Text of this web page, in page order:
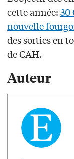
cette année:30
nouvelle
des sorties en
de CAH.
Auteur